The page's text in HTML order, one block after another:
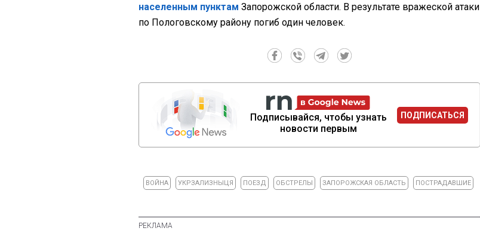
населенным пунктам Запорожской области. В результате вражеской атаки
по Пологовскому району погиб один человек.
Подписывайся, чтобы узнать
новости первым
ПОДПИСАТЬСЯ
ВОЙНА УКРЗАЛИЗНЫЦЯ ПОЕЗД ОБСТРЕЛЫ ЗАПОРОЖСКАЯ ОБЛАСТЬ ПОСТРАДАВШИЕ